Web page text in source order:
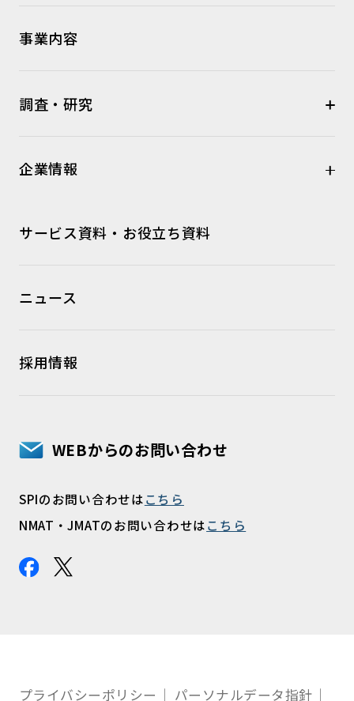
事業内容
調査・研究
企業情報
サービス資料・お役立ち資料
ニュース
採用情報
WEBからのお問い合わせ
SPIのお問い合わせはこちら
NMAT・JMATのお問い合わせはこちら
プライバシーポリシー パーソナルデータ指針